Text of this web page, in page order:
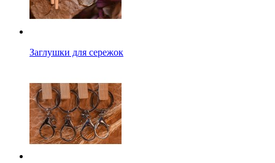
Заглушки для сережок